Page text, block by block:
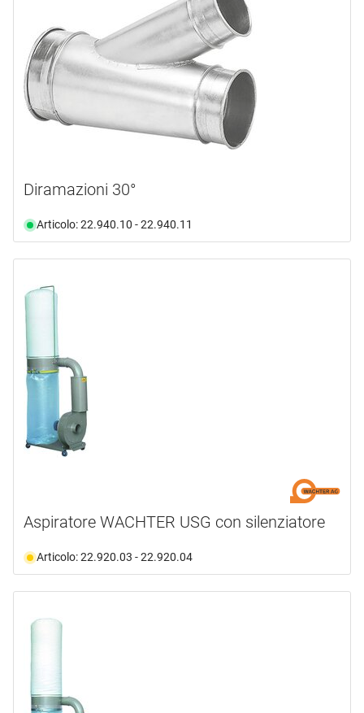
Diramazioni 30°
Articolo: 22.940.10 - 22.940.11
Aspiratore WACHTER USG con silenziatore
Articolo: 22.920.03 - 22.920.04